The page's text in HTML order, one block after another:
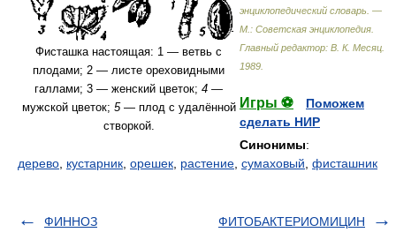
Фисташка настоящая: 1 — ветвь с
плодами; 2 — листе ореховидными
галлами; 3 — женский цветок; 4 —
мужской цветок; 5 — плод с удалённой
створкой.
энциклопедический словарь. —
М.: Советская энциклопедия
Главный редактор: В. К. Месяц
1989
Игры ⚽
Поможем
сделать НИР
Синонимы:
дерево кустарник орешек растение сумаховый фисташник
ФИННОЗ ФИТОБАКТЕРИОМИЦИН